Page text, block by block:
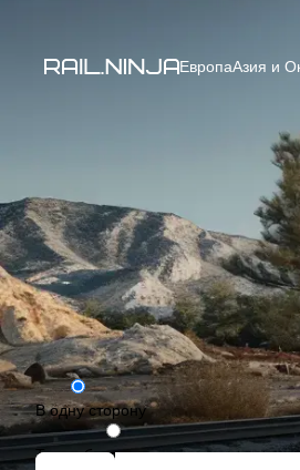
ЕвропаАзия и
В одну сторону
Туда-обратно